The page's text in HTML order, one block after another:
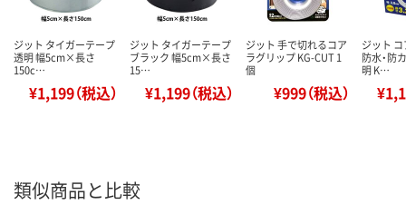
ジット タイガーテープ
透明 幅5cm×長さ
150c…
¥1,199（税込）
ジット タイガーテープ
ブラック 幅5cm×長さ
15…
¥1,199（税込）
ジット 手で切れるコア
ラグリップ KG-CUT 1
個
¥999（税込）
ジット
防水・防
明 K…
類似商品と比較